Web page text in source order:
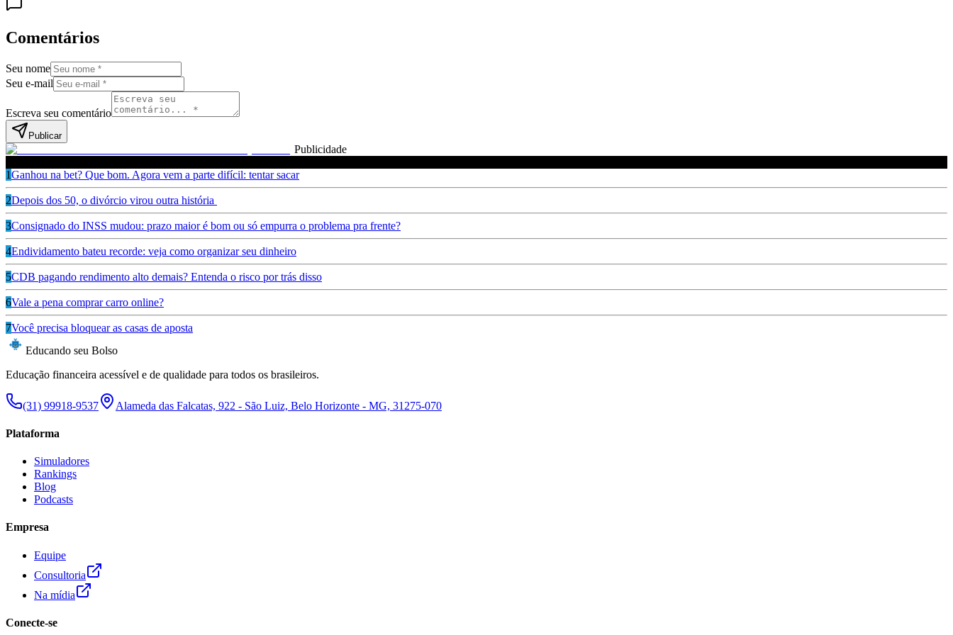
Comentários
Seu nome
Seu e-mail
Escreva seu comentário
Publicar
Publicidade
1Ganhou na bet? Que bom. Agora vem a parte difícil: tentar sacar
2Depois dos 50, o divórcio virou outra história
3Consignado do INSS mudou: prazo maior é bom ou só empurra o problema pra frente?
4Endividamento bateu recorde: veja como organizar seu dinheiro
5CDB pagando rendimento alto demais? Entenda o risco por trás disso
6Vale a pena comprar carro online?
7Você precisa bloquear as casas de aposta
Educando seu Bolso
Educação financeira acessível e de qualidade para todos os brasileiros.
(31) 99918-9537 Alameda das Falcatas, 922 - São Luiz, Belo Horizonte - MG, 31275-070
Plataforma
Simuladores
Rankings
Blog
Podcasts
Empresa
Equipe
Consultoria
Na mídia
Conecte-se